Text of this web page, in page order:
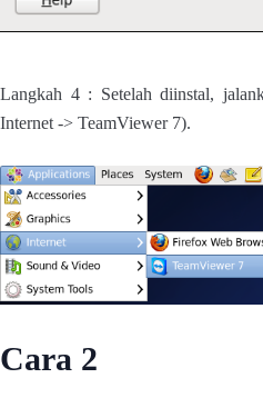
Langkah 4 : Setelah diinstal,
Internet -> TeamViewer 7).
Cara 2